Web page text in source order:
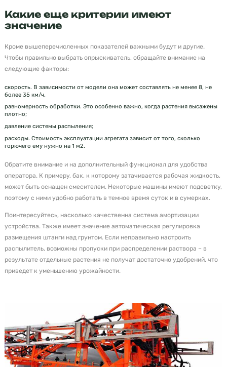
Какие еще критерии имеют
значение
Кроме вышеперечисленных показателей важными будут и другие.
Чтобы правильно выбрать опрыскиватель, обращайте внимание на
следующие факторы:
скорость. В зависимости от модели она может составлять не менее 8, не
более 35 км/ч.
равномерность обработки. Это особенно важно, когда растения высажены
плотно;
давление системы распыления;
расходы. Стоимость эксплуатации агрегата зависит от того, сколько
горючего ему нужно на 1 м2.
Обратите внимание и на дополнительный функционал для удобства
оператора. К примеру, бак, к которому затачивается рабочая жидкость,
может быть оснащен смесителем. Некоторые машины имеют подсветку,
поэтому с ними удобно работать в темное время суток и в сумерках.
Поинтересуйтесь, насколько качественна система амортизации
устройства. Также имеет значение автоматическая регулировка
размещения штанги над грунтом. Если неправильно настроить
распылитель, возможны пропуски при распределении раствора – в
результате отдельные растения не получат достаточно удобрений, что
приведет к уменьшению урожайности.